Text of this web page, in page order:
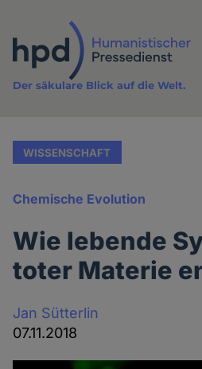
Inhalt
Der säkulare Blick auf die Welt.
WISSENSCHAFT
Chemische Evolution
Wie lebende
toter Materie
Jan Sütterlin
07.11.2018